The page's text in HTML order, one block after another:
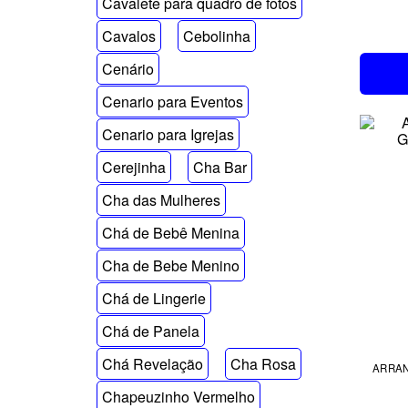
Cavalos
Cebolinha
Cenário
Cenario para Eventos
Cenario para Igrejas
Cerejinha
Cha Bar
Cha das Mulheres
Chá de Bebê Menina
Cha de Bebe Menino
Chá de Lingerie
Chá de Panela
Chá Revelação
Cha Rosa
Chapeuzinho Vermelho